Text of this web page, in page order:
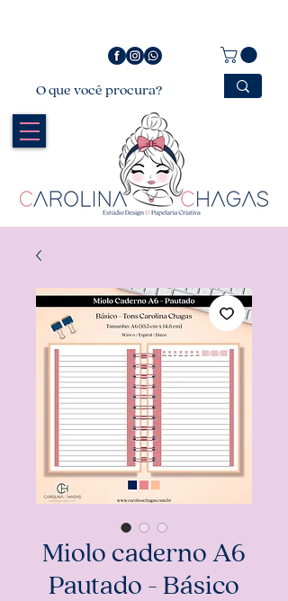
Miolo caderno A6
Pautado - Básico